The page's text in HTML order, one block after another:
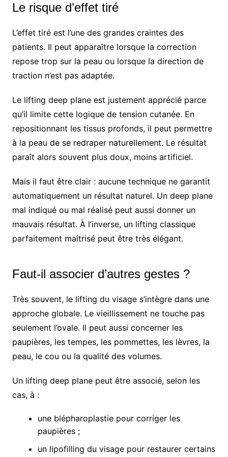
Le risque d’effet tiré
L’effet tiré est l’une des grandes craintes des
patients. Il peut apparaître lorsque la correction
repose trop sur la peau ou lorsque la direction de
traction n’est pas adaptée.
Le lifting deep plane est justement apprécié parce
qu’il limite cette logique de tension cutanée. En
repositionnant les tissus profonds, il peut permettre
à la peau de se redraper naturellement. Le résultat
paraît alors souvent plus doux, moins artificiel.
Mais il faut être clair : aucune technique ne garantit
automatiquement un résultat naturel. Un deep plane
mal indiqué ou mal réalisé peut aussi donner un
mauvais résultat. À l’inverse, un lifting classique
parfaitement maîtrisé peut être très élégant.
Faut-il associer d’autres gestes ?
Très souvent, le lifting du visage s’intègre dans une
approche globale. Le vieillissement ne touche pas
seulement l’ovale. Il peut aussi concerner les
paupières, les tempes, les pommettes, les lèvres, la
peau, le cou ou la qualité des volumes.
Un lifting deep plane peut être associé, selon les
cas, à :
une blépharoplastie pour corriger les
paupières ;
un lipofilling du visage pour restaurer certains